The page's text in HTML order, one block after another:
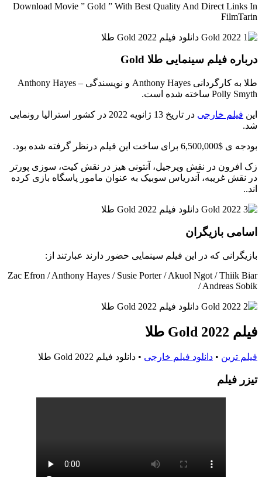
Download Movie ” Gold ” With Best Quality And Direct Links In
FilmTarin
درباره فیلم سینمایی طلا Gold
طلا به کارگردانی Anthony Hayes و نویسندگی Anthony Hayes –
Polly Smyth ساخته شده است.
این فیلم خارجی
در تاریخ 13 ژانویه 2022 در کشور استرالیا رونمایی
شد.
بودجه ی $6,500,000 برای ساخت این فیلم درنظر گرفته شده بود.
زک افرون در نقش ویرجیل، آنتونی هیز در نقش کیت، سوزی پورتر
در نقش غریبه، آندریاس سوبیک به عنوان مامور پاسگاه بازی کرده
اند..
اسامی بازیگران
بازیگرانی که در این فیلم سینمایی حضور دارند عبارتند از:
Zac Efron / Anthony Hayes / Susie Porter / Akuol Ngot / Thiik Biar
/ Andreas Sobik
فیلم Gold 2022 طلا
فیلم ترین • دانلود فیلم خارجی • دانلود فیلم Gold 2022 طلا
تيزر فيلم